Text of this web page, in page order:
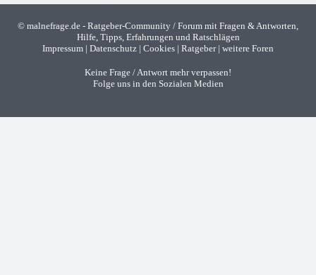
© malnefrage.de - Ratgeber-Community / Forum mit Fragen & Antworten,
Hilfe, Tipps, Erfahrungen und Ratschlägen
Impressum | Datenschutz | Cookies | Ratgeber| weitere Foren
Keine Frage / Antwort mehr verpassen!
Folge uns in den Sozialen Medien